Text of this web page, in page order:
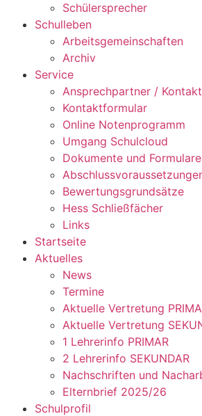
Schülersprecher
Schulleben
Arbeitsgemeinschaften
Archiv
Service
Ansprechpartner /
Kontaktformular
Online Notenprogramm
Umgang Schulcloud
Dokumente und Formulare
Bewertungsgrundsätze
Hess Schließfächer
Links
Startseite
Aktuelles
News
Termine
Aktuelle Vertretung
Aktuelle Vertretung
1 Lehrerinfo PRIMAR
2 Lehrerinfo SEKUNDAR
Nachschriften und
Elternbrief 2025/26
Schulprofil